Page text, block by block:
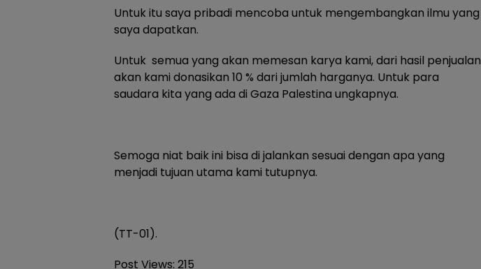
Untuk itu saya pribadi mencoba untuk mengembangkan ilmu yang
saya dapatkan.
Untuk semua yang akan memesan karya kami, dari hasil penjualan
akan kami donasikan 10 % dari jumlah harganya. Untuk para
saudara kita yang ada di Gaza Palestina ungkapnya.
Semoga niat baik ini bisa di jalankan sesuai dengan apa yang
menjadi tujuan utama kami tutupnya.
(TT-01).
Post Views: 215